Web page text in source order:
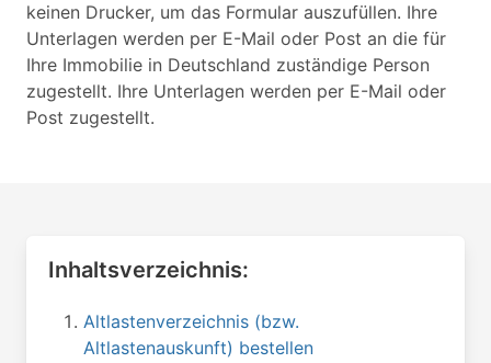
keinen Drucker, um das Formular auszufüllen. Ihre
Unterlagen werden per E-Mail oder Post an die für
Ihre Immobilie in Deutschland zuständige Person
zugestellt. Ihre Unterlagen werden per E-Mail oder
Post zugestellt.
Inhaltsverzeichnis:
Altlastenverzeichnis (bzw.
Altlastenauskunft) bestellen